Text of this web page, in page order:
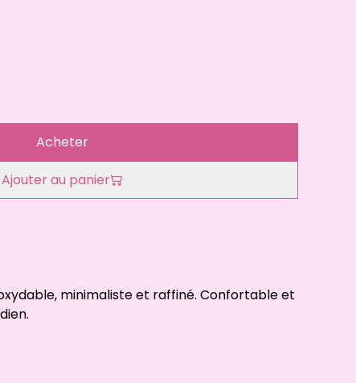
Acheter
Ajouter au panier
minimaliste et raffiné. Confortable et